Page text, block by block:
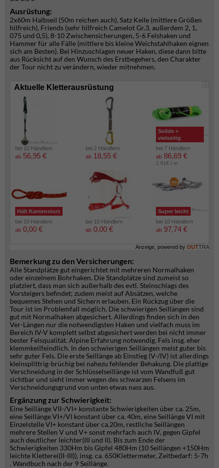
Ausrüstung:
2x60m Halbseil (50m reichen auch), Satz Keile (mittlere Größen
hilfreich), Friends (sehr hilfreich Camelot Gr.3, außerdem 2, 1,
075 und 0,5), 8-10 Zwischensicherungen, 5-6 Felshaken und
Hammer für alle Fälle (mittlere bis kleine Weichstahlhaken eignen
sich am Besten). Bei Hinzuschlagen neuer Haken, diese dann bitte
aus Rücksicht auf den Wunsch des Erstbegehers, den Charakter
der Tour nicht zu verändern, wieder mitnehmen.
i
Aktuelle Kletterausrüstung
bei 10 Händlern
ab 56,95 €
bei 2 Händlern
ab 18,55 €
Solide +
vielseitig
bei 7 Händlern
ab 86,69 €
2.91€ / m
Hält Kantensturz
bei 10 Händlern
ab 0,00 €
bei 10 Händlern
ab 0,00 €
Super leicht
bei 10 Händlern
ab 97,74 €
Anzeige, powered by OUTTRA
Bemerkung zu den Versicherungen:
Alle Standplätze gut eingerichtet mit mehreren Normalhaken
oder einzelnem Bohrhaken. Die Standplätze sind zumeist so
platziert, dass man sich außerhalb des evtl. Steinschlags des
Vorsteigers befindet; zudem meist auf Absätzen, welche
bequemes Stehen und Sichern erlauben. Ein Rückzug über die
Tour ist im Problemfall möglich. Die schwierigen Seillängen sind
gut mit Normalhaken abgesichert. Allerdings finden sich in den
Ver-Längen nur die notwendigsten Haken und vielfach muss im
Bereich IV-V komplett selbst abgesichert werden bei nicht immer
bester Felsqualität. Alpine Erfahrung notwendig. Fels insg. eher
klemmkeilfeindlich. In den schwierigen Seillängen meist guter bis
sehr guter Fels. Die erste Seillänge ab Einstieg (V-/IV) ist allerdings
kleinsplittrig-brüchig bei nahezu fehlender Behakung. Die plattige
Verschneidung in der Schlüsselseillänge ist vom Wandfuß gut
sichtbar und sieht immer wegen des schwarzen Felsens im
Verschneidungsgrund von unten etwas nass aus.
Ergänzung zur Schwierigkeit:
Eine Seillänge VII-/VI+ konstante Schwierigkeiten über ca. 25m,
eine Seillänge VI+/VI konstant über ca. 40m, eine Seillänge VI mit
Einzelstelle VI+ konstant über ca.20m, restliche Seillängen
mehrere Stellen V und V+ sonst mehrfach auch IV, gegen Gipfel
auch deutlicher leichter(III und II). Bis zum Ende der
Schwierigkeiten 330Hm bis Gipfel 480Hm (10 Seillängen +150Hm
leichte Kletterei(II-III)), insg. ca. 650Klettermeter, Zeitbedarf: 5-7h
. Wandbuch nach der 9 Seillänge.